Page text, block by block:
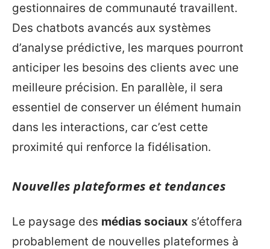
gestionnaires de communauté travaillent.
Des chatbots avancés aux systèmes
d’analyse prédictive, les marques pourront
anticiper les besoins des clients avec une
meilleure précision. En parallèle, il sera
essentiel de conserver un élément humain
dans les interactions, car c’est cette
proximité qui renforce la fidélisation.
Nouvelles plateformes et tendances
Le paysage des médias sociaux s’étoffera
probablement de nouvelles plateformes à